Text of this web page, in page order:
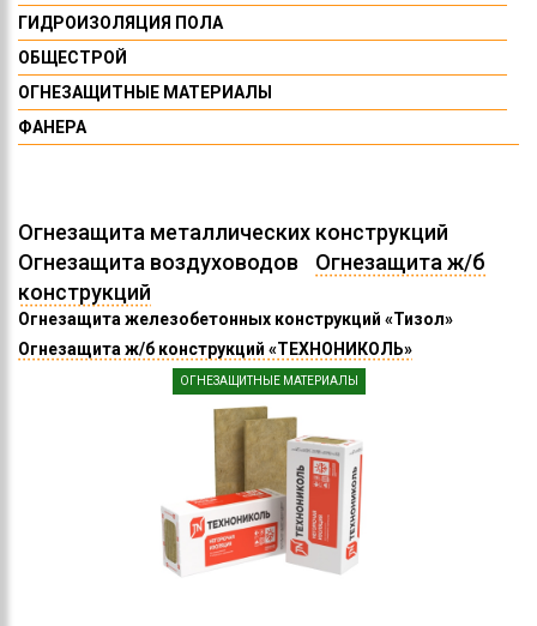
ГИДРОИЗОЛЯЦИЯ ПОЛА
ОБЩЕСТРОЙ
ОГНЕЗАЩИТНЫЕ МАТЕРИАЛЫ
ФАНЕРА
Огнезащита металлических конструкций
Огнезащита воздуховодов
Огнезащита ж/б
конструкций
Огнезащита железобетонных конструкций «Тизол»
Огнезащита ж/б конструкций «ТЕХНОНИКОЛЬ»
ОГНЕЗАЩИТНЫЕ МАТЕРИАЛЫ